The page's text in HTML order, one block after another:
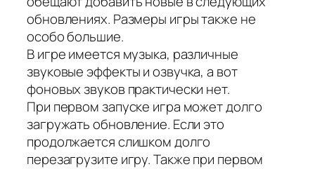
обновлениях. Размеры игры также не
особо большие.
В игре имеется музыка, различные
звуковые эффекты и озвучка, а вот
фоновых звуков практически нет.
При первом запуске игра может долго
загружать обновление. Если это
продолжается слишком долго
перезагрузите игру. Также при первом